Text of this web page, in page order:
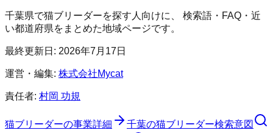
千葉県で猫ブリーダーを探す人向けに、 検索語・FAQ・近
い都道府県をまとめた地域ページです。
最終更新日: 2026年7月17日
運営・編集: 株式会社Mycat
責任者: 村岡 功規
猫ブリーダーの事業詳細
千葉の猫ブリーダー検索意図